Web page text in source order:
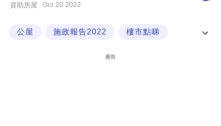
科
資助房屋 Oct 20 2022
公屋 施政報告2022 樓市點睇
廣告